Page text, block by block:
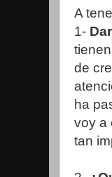
A
1-
de
ha
voy a
tan